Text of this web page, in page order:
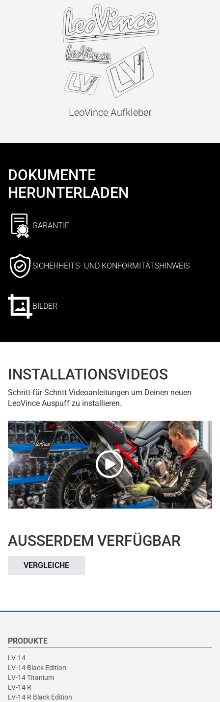
LeoVince Aufkleber
DOKUMENTE
HERUNTERLADEN
GARANTIE
SICHERHEITS- UND KONFORMITÄTSHINWEIS
BILDER
INSTALLATIONSVIDEOS
Schritt-für-Schritt Videoanleitungen um Deinen neuen
LeoVince Auspuff zu installieren.
AUSSERDEM VERFÜGBAR
VERGLEICHE
PRODUKTE
LV-14
LV-14 Black Edition
LV-14 Titanium
LV-14 R
LV-14 R Black Edition